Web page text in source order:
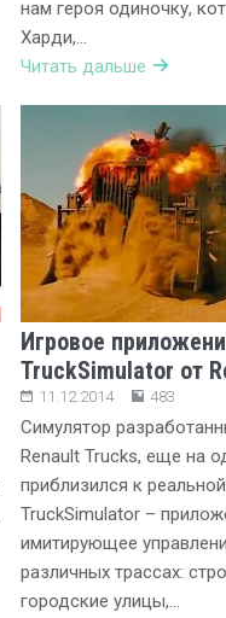
нам героя одиночку,
Харди,…
Читать дальше
Игровое
TruckSimulator от
11.12.2014 483
Симулятор
Renault Trucks, еще на
приблизился к
TruckSimulator –
имитирующее
различных трассах:
городские улицы,…